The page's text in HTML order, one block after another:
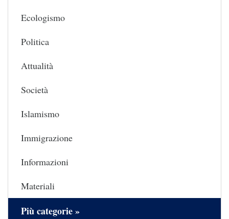
Ecologismo
Politica
Attualità
Società
Islamismo
Immigrazione
Informazioni
Materiali
Più categorie »